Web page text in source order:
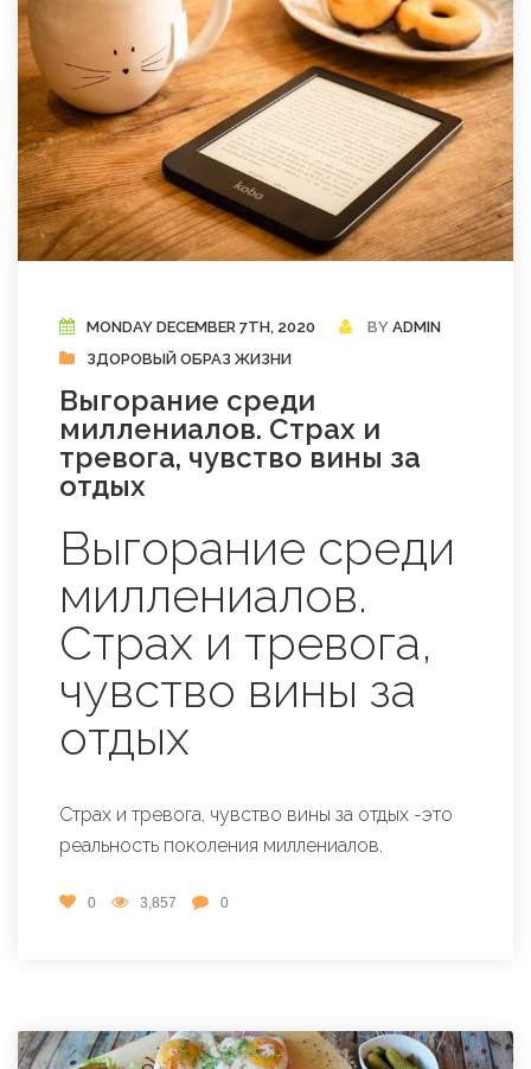
MONDAY DECEMBER 7TH, 2020 BY ADMIN
ЗДОРОВЫЙ ОБРАЗ ЖИЗНИ
Выгорание среди
миллениалов. Страх и
тревога, чувство вины за
отдых
Выгорание среди
миллениалов.
Страх и тревога,
чувство вины за
отдых
Страх и тревога, чувство вины за отдых -это
реальность поколения миллениалов.
0 3,857 0